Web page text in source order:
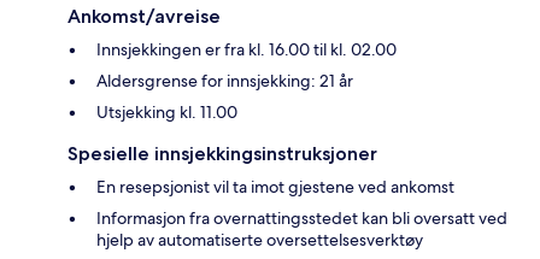
Ankomst/avreise
Innsjekkingen er fra kl. 16.00 til kl. 02.00
Aldersgrense for innsjekking: 21 år
Utsjekking kl. 11.00
Spesielle innsjekkingsinstruksjoner
En resepsjonist vil ta imot gjestene ved ankomst
Informasjon fra overnattingsstedet kan bli oversatt ved
hjelp av automatiserte oversettelsesverktøy